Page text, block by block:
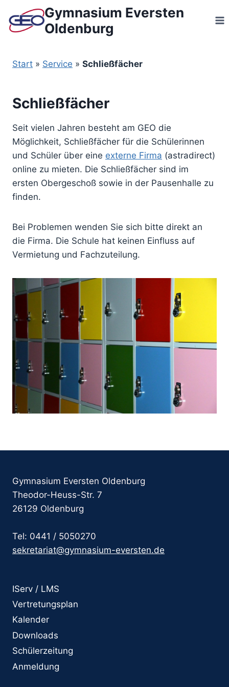
Inhalt
springen
Gymnasium Eversten
Oldenburg
Start » Service » Schließfächer
Schließfächer
Seit vielen Jahren besteht am GEO die
Möglichkeit, Schließfächer für die Schülerinnen
und Schüler über eine externe Firma (astradirect)
online zu mieten. Die Schließfächer sind im
ersten Obergeschoß sowie in der Pausenhalle zu
finden.
Bei Problemen wenden Sie sich bitte direkt an
die Firma. Die Schule hat keinen Einfluss auf
Vermietung und Fachzuteilung.
Gymnasium Eversten Oldenburg
Theodor-Heuss-Str. 7
26129 Oldenburg
Tel: 0441 / 5050270
sekretariat@gymnasium-eversten.de
IServ / LMS
Vertretungsplan
Kalender
Downloads
Schülerzeitung
Anmeldung